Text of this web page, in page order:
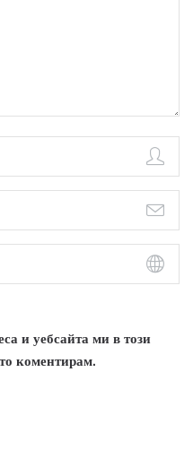
и уебсайта ми в този
коментирам.